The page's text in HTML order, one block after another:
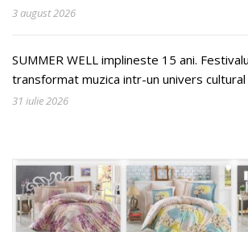
3 august 2026
SUMMER WELL implineste 15 ani.
transformat muzica intr-un univers
31 iulie 2026